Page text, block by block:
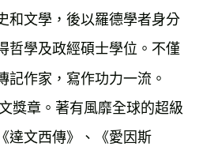
和文學，後以羅德學者身分
哲學及政經碩士學位。不僅
記作家，寫作功力一流。
獎章。著有風靡全球的超級
達文西傳》、《愛因斯